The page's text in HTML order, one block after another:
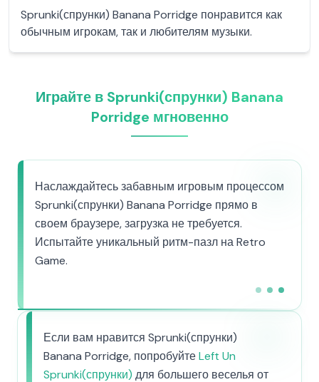
Sprunki(спрунки) Banana Porridge понравится как
обычным игрокам, так и любителям музыки.
Играйте в Sprunki(спрунки) Banana
Porridge мгновенно
Наслаждайтесь забавным игровым процессом
Sprunki(спрунки) Banana Porridge прямо в
своем браузере, загрузка не требуется.
Испытайте уникальный ритм-пазл на Retro
Game.
Если вам нравится Sprunki(спрунки)
Banana Porridge, попробуйтеLeft Un
Sprunki(спрунки) для большего веселья от